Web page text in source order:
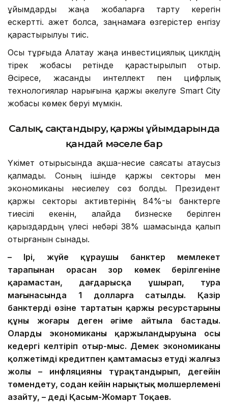
ұйымдарды жаңа жобаларға тарту керегін
ескертті. Қажет болса, заңнамаға өзгерістер енгізу
қарастырылуы тиіс.
Осы тұрғыда Алатау жаңа инвестициялық циклдің
тірек жобасы ретінде қарастырылып отыр.
Әсіресе, жасанды интеллект пен цифрлық
технологиялар нарығына қаржы әкелуге Smart City
жобасы көмек беруі мүмкін.
Салық, сақтандыру, қаржы ұйымдарында
қандай мәселе бар
Үкімет отырысында ақша-несие саясаты атаусыз
қалмады. Соның ішінде қаржы секторы мен
экономиканы несиелеу сөз болды. Президент
қаржы секторы активтерінің 84%-ы банктерге
тиесілі екенін, алайда бизнеске берілген
қарыздардың үлесі небәрі 38% шамасында қалып
отырғанын сынады.
– Ірі, жүйе құраушы банктер мемлекет
тарапынан орасан зор көмек берілгеніне
қарамастан, дағдарысқа ұшырап, тура
мағынасында 1 долларға сатылды. Қазір
банктердің өзіне тартатын қаржы ресурстарының
құны жоғары деген әңгіме айтыла бастады.
Олардың экономиканы қаржыландыруына осы
кедергі келтіріп отыр-мыс. Демек экономиканы
қолжетімді кредитпен қамтамасыз етудің жалғыз
жолы – инфляцияны тұрақтандырып, деңгейін
төмендету, содан кейін нарықтық мөлшерлемені
азайту, – деді Қасым-Жомарт Тоқаев.